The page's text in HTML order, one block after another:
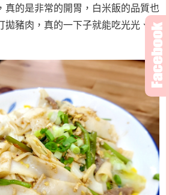
真的是非常的開胃，白米飯的品質也
拋豬肉，真的一下子就能吃光光、舔